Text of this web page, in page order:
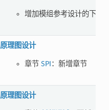
增加模组参考设计的下载
原理图设计
章节 SPI ：新增章节
原理图设计